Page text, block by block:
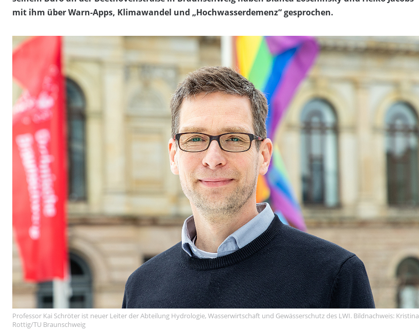
mit ihm über Warn-Apps, Klimawandel und „Hochwasserdemenz“ gesprochen.
Professor Kai Schröter ist neuer Leiter der Abteilung Hydrologie, Wasserwirtschaft und Gewässerschutz des LWI. Bildnachweis: Kristina
Rottig/TU Braunschweig